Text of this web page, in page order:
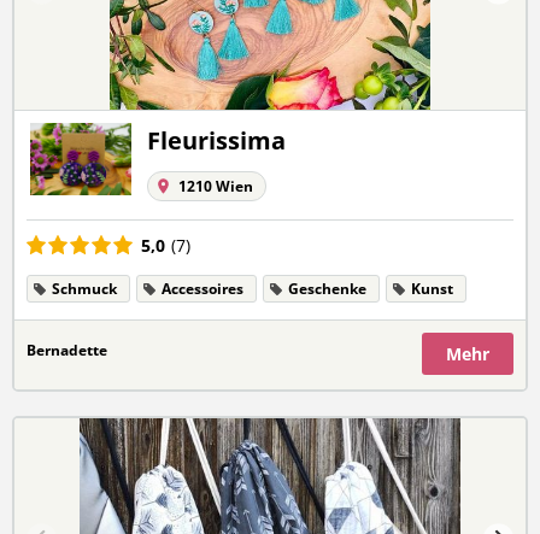
Fleurissima
1210 Wien
5,0 (7)
Schmuck Accessoires Geschenke Kunst
Bernadette Mehr